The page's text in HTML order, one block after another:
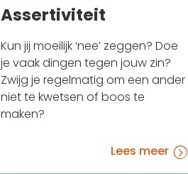
Assertiviteit
Kun jij moeilijk ‘nee’ zeggen? Doe
je vaak dingen tegen jouw zin?
Zwijg je regelmatig om een ander
niet te kwetsen of boos te
maken?
=
Lees meer